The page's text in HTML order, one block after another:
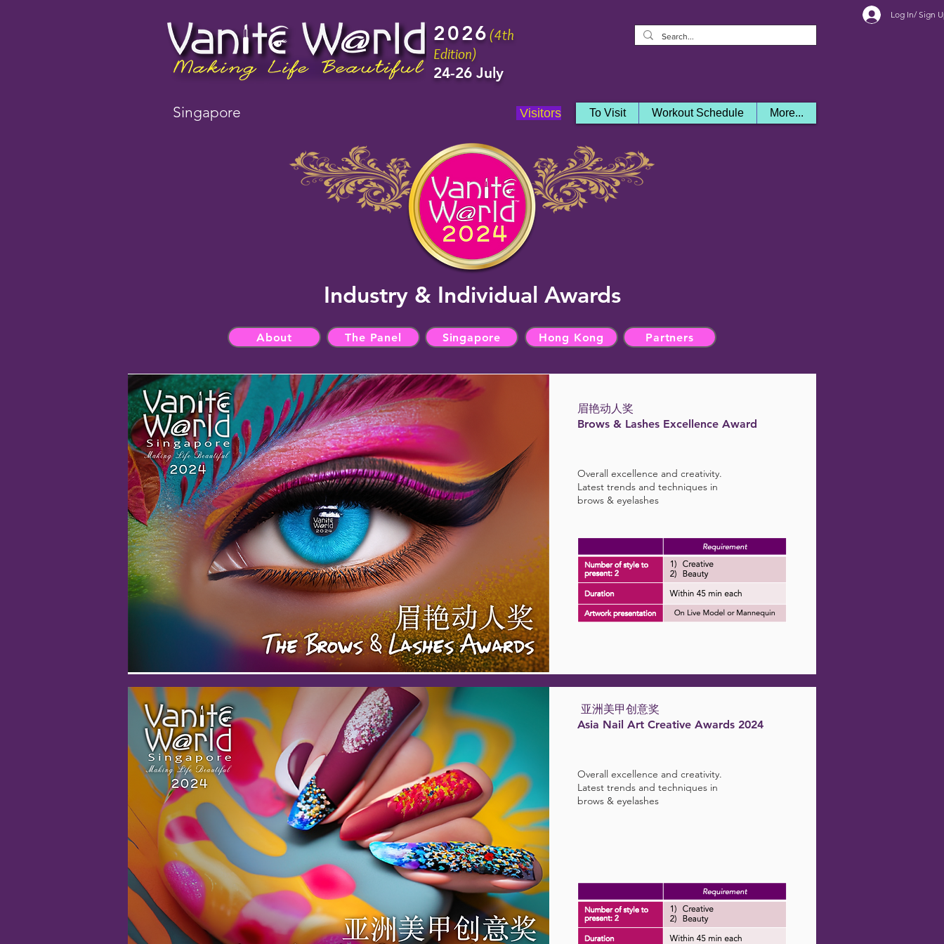
Singapore
2026 (4th
Edition)
24-26 July
Log In/ Sign
Visitors To Visit Workout Schedule More...
Industry & Individual Awards
About The Panel Singapore Hong Kong Partners
眉艳动人奖
Brows & Lashes Excellence Award
Overall excellence and creativity.
Latest trends and techniques in
brows & eyelashes
亚洲美甲创意奖
Asia Nail Art Creative Awards 2024
Overall excellence and creativity.
Latest trends and techniques in
brows & eyelashes